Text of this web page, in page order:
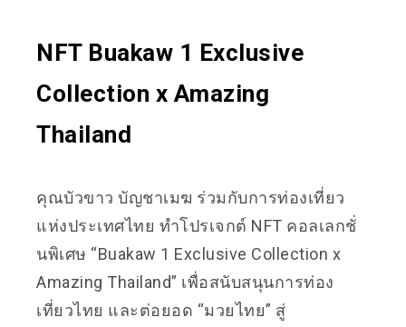
NFT Buakaw 1 Exclusive
Collection x Amazing
Thailand
คุณบัวขาว บัญชาเมฆ ร่วมกับการท่องเที่ยว
แห่งประเทศไทย ทำโปรเจกต์ NFT คอลเลกชั่
นพิเศษ “Buakaw 1 Exclusive Collection x
Amazing Thailand” เพื่อสนับสนุนการท่อง
เที่ยวไทย และต่อยอด “มวยไทย” สู่